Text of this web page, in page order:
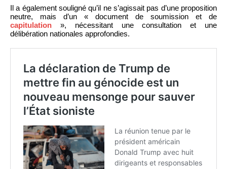
Il a également souligné qu’il ne s’agissait pas d’une proposition
neutre, mais d’un « document de soumission et de
capitulation », nécessitant une consultation et une
délibération nationales approfondies.